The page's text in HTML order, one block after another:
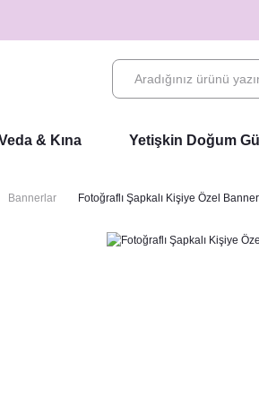
& Kına Yetişkin Doğum
Bannerlar Fotoğraflı Şapkalı Kişiye Özel Banner